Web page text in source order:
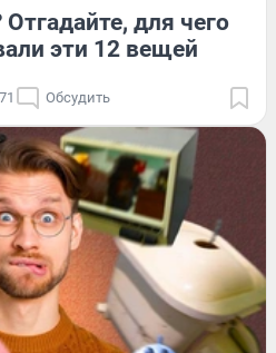
для чего
эти 12 вещей
Обсудить